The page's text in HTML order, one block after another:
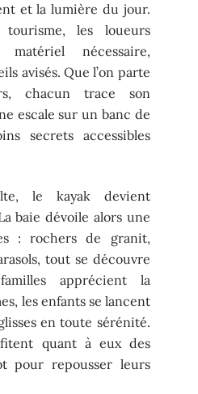
et la lumière du jour.
les loueurs
nécessaire,
avisés. Que l’on parte
chacun trace son
escale sur un banc de
secrets accessibles
le kayak devient
baie dévoile alors une
: rochers de granit,
tout se découvre
apprécient la
les enfants se lancent
en toute sérénité.
quant à eux des
pour repousser leurs